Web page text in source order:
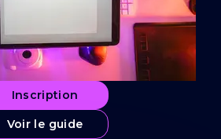
Inscription
Voir le guide